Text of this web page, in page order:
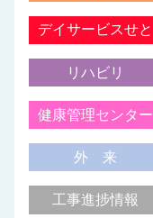
デイサービスせと
リハビリ
健康管理センター
外来
工事進捗情報